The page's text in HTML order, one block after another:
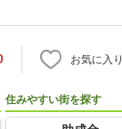
お気に入り
住みやすい街を探す